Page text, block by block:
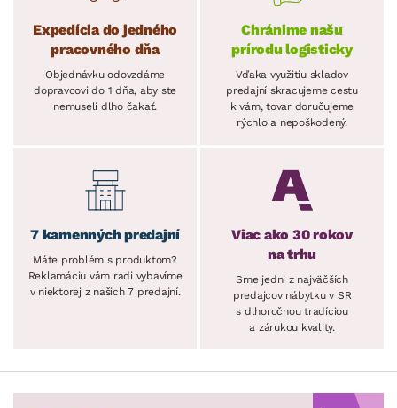
Expedícia do jedného
pracovného dňa
Objednávku odovzdáme
dopravcovi do 1 dňa, aby ste
nemuseli dlho čakať.
Chránime našu
prírodu logisticky
Vďaka využitiu skladov
predajní skracujeme cestu
k vám, tovar doručujeme
rýchlo a nepoškodený.
7 kamenných predajní
Máte problém s produktom?
Reklamáciu vám radi vybavíme
v niektorej z našich 7 predajní.
Viac ako 30 rokov
na trhu
Sme jedni z najväčších
predajcov nábytku v SR
s dlhoročnou tradíciou
a zárukou kvality.